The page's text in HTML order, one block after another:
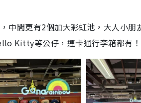
中間更有2個加大彩虹池，大人小
Kitty等公仔，連卡通行李箱都有！